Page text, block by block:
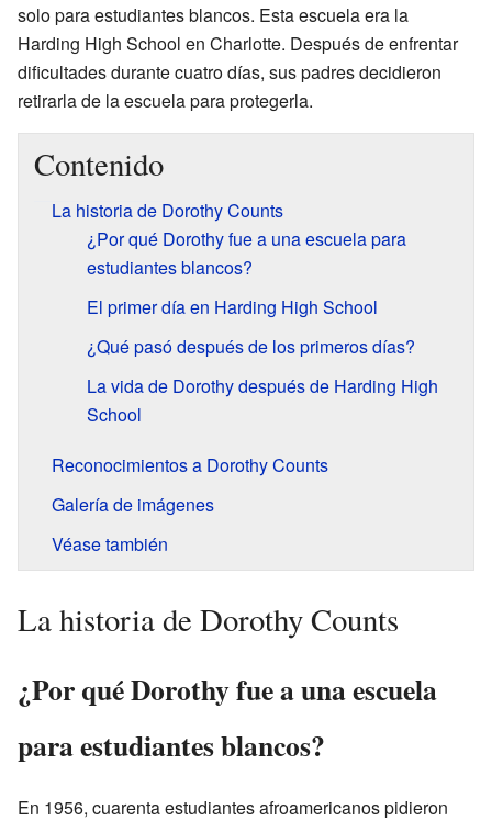
solo para estudiantes blancos. Esta escuela era la
Harding High School en Charlotte. Después de enfrentar
dificultades durante cuatro días, sus padres decidieron
retirarla de la escuela para protegerla.
Contenido
La historia de Dorothy Counts
¿Por qué Dorothy fue a una escuela para
estudiantes blancos?
El primer día en Harding High School
¿Qué pasó después de los primeros días?
La vida de Dorothy después de Harding High
School
Reconocimientos a Dorothy Counts
Galería de imágenes
Véase también
La historia de Dorothy Counts
¿Por qué Dorothy fue a una escuela
para estudiantes blancos?
En 1956, cuarenta estudiantes afroamericanos pidieron